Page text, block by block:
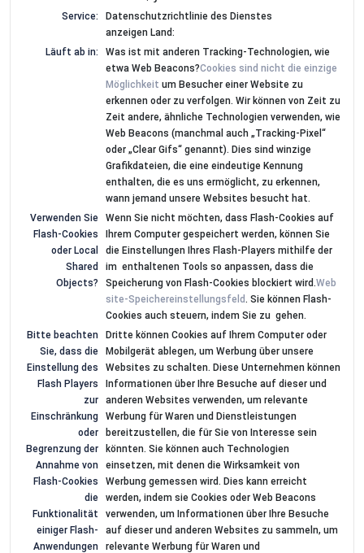
Service:
Datenschutzrichtlinie des Dienstes
anzeigen Land:
Läuft ab in:
Was ist mit anderen Tracking-Technologien, wie
etwa Web Beacons?Cookies sind nicht die einzige
Möglichkeit um Besucher einer Website zu
erkennen oder zu verfolgen. Wir können von Zeit zu
Zeit andere, ähnliche Technologien verwenden, wie
Web Beacons (manchmal auch „Tracking-Pixel“
oder „Clear Gifs“ genannt). Dies sind winzige
Grafikdateien, die eine eindeutige Kennung
enthalten, die es uns ermöglicht, zu erkennen,
wann jemand unsere Websites besucht hat.
Verwenden Sie
Flash-Cookies
oder Local
Shared
Objects?
Wenn Sie nicht möchten, dass Flash-Cookies auf
Ihrem Computer gespeichert werden, können Sie
die Einstellungen Ihres Flash-Players mithilfe der
im enthaltenen Tools so anpassen, dass die
Speicherung von Flash-Cookies blockiert wird.Web
site-Speichereinstellungsfeld. Sie können Flash-
Cookies auch steuern, indem Sie zu gehen.
Bitte beachten
Sie, dass die
Einstellung des
Flash Players
zur
Einschränkung
oder
Begrenzung der
Annahme von
Flash-Cookies
die
Funktionalität
einiger Flash-
Anwendungen
Dritte können Cookies auf Ihrem Computer oder
Mobilgerät ablegen, um Werbung über unsere
Websites zu schalten. Diese Unternehmen können
Informationen über Ihre Besuche auf dieser und
anderen Websites verwenden, um relevante
Werbung für Waren und Dienstleistungen
bereitzustellen, die für Sie von Interesse sein
könnten. Sie können auch Technologien
einsetzen, mit denen die Wirksamkeit von
Werbung gemessen wird. Dies kann erreicht
werden, indem sie Cookies oder Web Beacons
verwenden, um Informationen über Ihre Besuche
auf dieser und anderen Websites zu sammeln, um
relevante Werbung für Waren und